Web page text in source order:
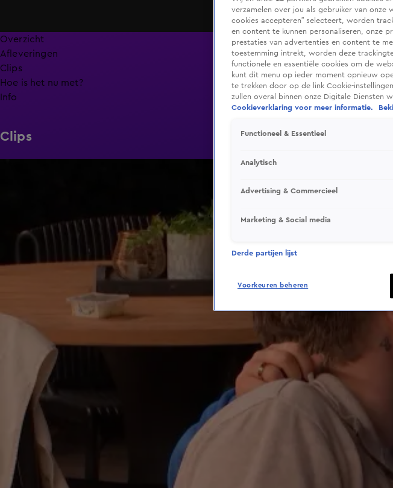
Overzicht
Afleveringen
Clips
Hoe is het nu met?
Info
Clips
verzamelen over jou als gebruiker van onze
cookies accepteren” selecteert, worden
en content te kunnen personaliseren, onze
prestaties van advertenties en content te
toestemming intrekt, worden deze
functionele en essentiële cookies om de
kunt dit menu op ieder moment opnieuw
te trekken door op de link Cookie-
zullen overal binnen onze Digitale Diensten
Cookieverklaring voor meer informatie.
Functioneel & Essentieel
Analytisch
Advertising & Commercieel
Marketing & Social media
Derde partijen lijst
Voorkeuren beheren